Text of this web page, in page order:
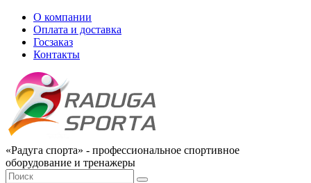
О компании
Оплата и доставка
Госзаказ
Контакты
«Радуга спорта» - профессиональное спортивное
оборудование и тренажеры